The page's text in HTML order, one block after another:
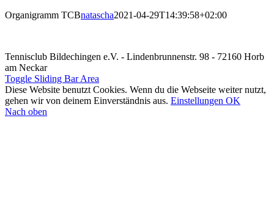
Organigramm TCBnatascha2021-04-29T14:39:58+02:00
Tennisclub Bildechingen e.V. - Lindenbrunnenstr. 98 - 72160 Horb
am Neckar
Toggle Sliding Bar Area
Diese Website benutzt Cookies. Wenn du die Webseite weiter nutzt,
gehen wir von deinem Einverständnis aus. Einstellungen OK
Nach oben